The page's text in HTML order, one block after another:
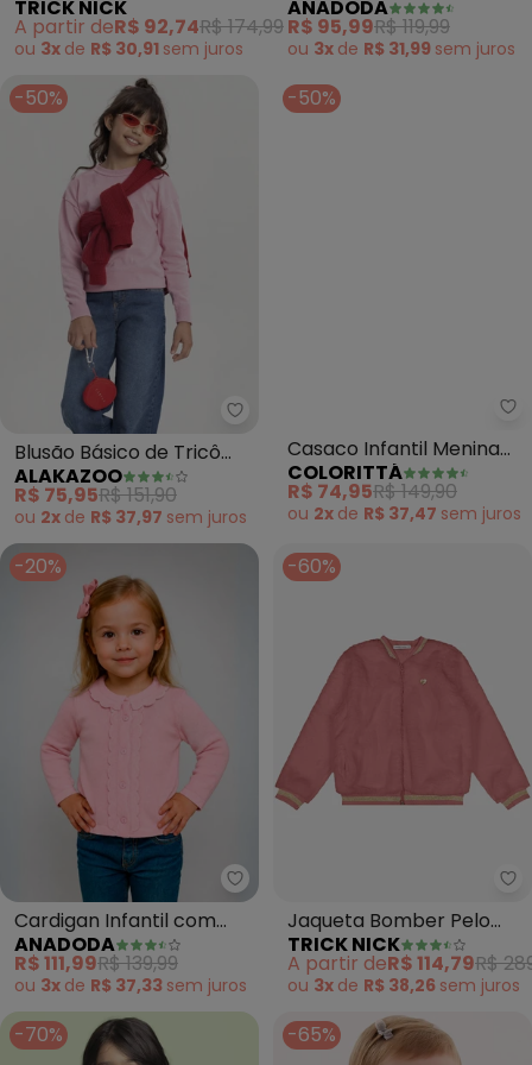
(Rosa)
TRICK NICK
A partir deR$ 92,74R$ 174,99
ou 3x de R$ 30,91 sem juros
Claro)
ANADODA
R$ 95,99R$ 119,99
ou 3x de R$ 31,99 sem juros
-50%
Alakazoo - Blusão Básico de
Blusão Básico de Tricô
Unissex com Bordado
(Rosa)
ALAKAZOO
R$ 75,95R$ 151,90
ou 2x de R$ 37,97 sem juros
-50%
Casaco Infantil Menina
Tricô com Botões (Rosa)
COLORITTÁ
R$ 74,95R$ 149,90
ou 2x de R$ 37,47 semjuros
-20%
Anadoda - Cardigan Infantil
Cardigan Infantil com
Babado (Rosa)
ANADODA
R$ 111,99R$ 139,99
ou 3x de R$ 37,33 sem juros
-60%
Jaqueta Bomber Pelo
Safira (Rosa)
TRICK NICK
A partir deR$ 114,79R$
ou 3x de R$ 38,26 sem juros
-70% -65%